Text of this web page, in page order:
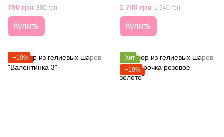
790 грн 880 грн
Купить
1 740 грн 1 940 грн
Купить
−10%
Хит
−10%